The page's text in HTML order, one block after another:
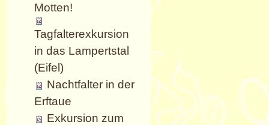
Motten!
Tagfalterexkursion
in das Lampertstal
(Eifel)
Nachtfalter in der
Erftaue
Exkursion zum